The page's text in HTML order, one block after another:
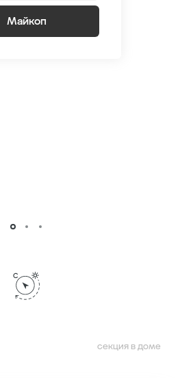
Майкоп
секция в доме